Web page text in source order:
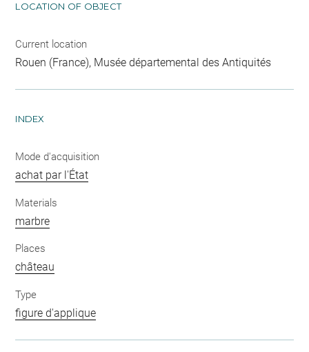
LOCATION OF OBJECT
Current location
Rouen (France), Musée départemental des Antiquités
INDEX
Mode d'acquisition
achat par l'État
Materials
marbre
Places
château
Type
figure d'applique